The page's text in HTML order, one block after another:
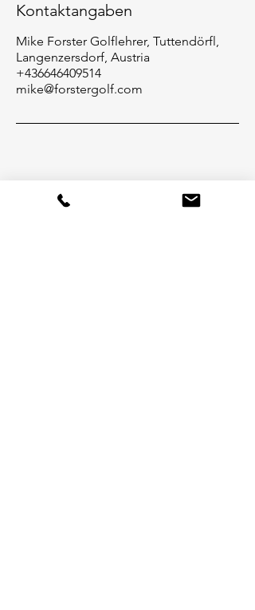
Kontaktangaben
Mike Forster Golflehrer, Tuttendörfl,
Langenzersdorf, Austria
+436646409514
mike@forstergolf.com
Kontakt